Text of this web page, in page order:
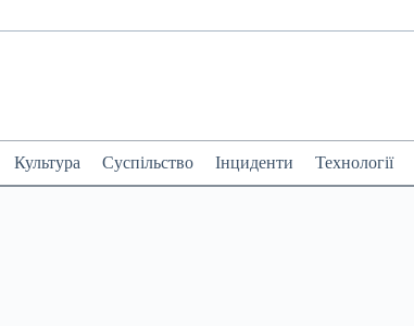
Культура Суспільство Інциденти Технології